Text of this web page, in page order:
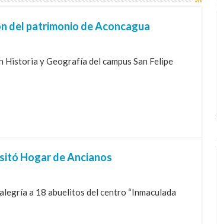
del patrimonio de Aconcagua
y Geografía del campus San Felipe
Hogar de Ancianos
a 18 abuelitos del centro “Inmaculada